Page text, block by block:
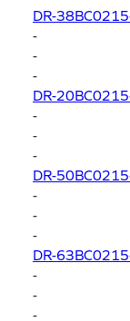
DR-
-
-
-
DR-
-
-
-
DR-
-
-
-
DR-
-
-
-